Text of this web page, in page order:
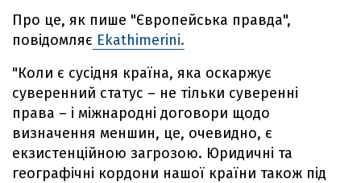
Про це, як пише "Європейська правда",
повідомляє Ekathimerini.
"Коли є сусідня країна, яка оскаржує
суверенний статус – не тільки суверенні
права – і міжнародні договори щодо
визначення меншин, це, очевидно, є
екзистенційною загрозою. Юридичні та
географічні кордони нашої країни також під